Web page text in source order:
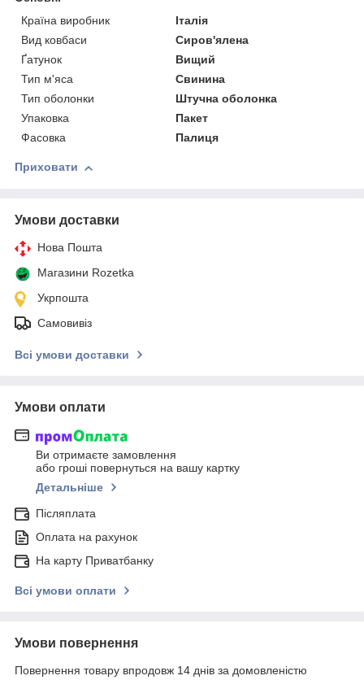
Країна виробник
Італія
Вид ковбаси
Сиров'ялена
Ґатунок
Вищий
Тип м'яса
Свинина
Тип оболонки
Штучна оболонка
Упаковка
Пакет
Фасовка
Палиця
Приховати
Умови доставки
Нова Пошта
Магазини Rozetka
Укрпошта
Самовивіз
Всі умови доставки
Умови оплати
Ви отримаєте замовлення
або гроші повернуться на вашу картку
Детальніше
Післяплата
Оплата на рахунок
На карту Приватбанку
Всі умови оплати
Умови повернення
Повернення товару впродовж 14 днів за домовленістю